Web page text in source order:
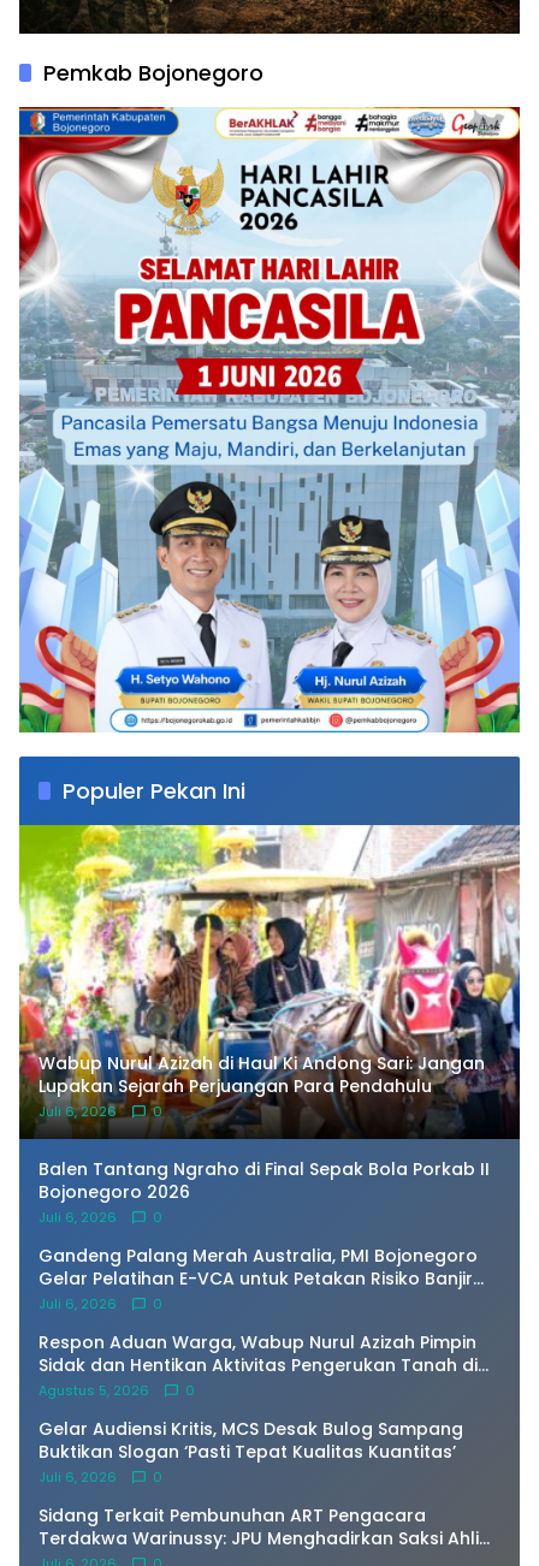
Pemkab Bojonegoro
Populer Pekan Ini
Wabup Nurul Azizah di Haul Ki Andong Sari: Jangan
Lupakan Sejarah Perjuangan Para Pendahulu
Juli 6, 2026 0
Balen Tantang Ngraho di Final Sepak Bola Porkab II
Bojonegoro 2026
Juli 6, 2026 0
Gandeng Palang Merah Australia, PMI Bojonegoro
Gelar Pelatihan E-VCA untuk Petakan Risiko Banjir
Bengawan Solo
Juli 6, 2026 0
Respon Aduan Warga, Wabup Nurul Azizah Pimpin
Sidak dan Hentikan Aktivitas Pengerukan Tanah di
Trucuk
Agustus 5, 2026 0
Gelar Audiensi Kritis, MCS Desak Bulog Sampang
Buktikan Slogan ‘Pasti Tepat Kualitas Kuantitas’
Juli 6, 2026 0
Sidang Terkait Pembunuhan ART Pengacara
Terdakwa Warinussy: JPU Menghadirkan Saksi Ahli